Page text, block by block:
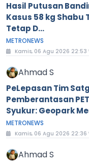
Hasil Putusan
Kasus 58 kg Shabu
Tetap D...
METRONEWS
Kamis, 06 Agu 2026 22:53
Ahmad S
PeLepasan Tim
Pemberantasan
Syukur: Geopark
METRONEWS
Kamis, 06 Agu 2026 22:36
Ahmad S